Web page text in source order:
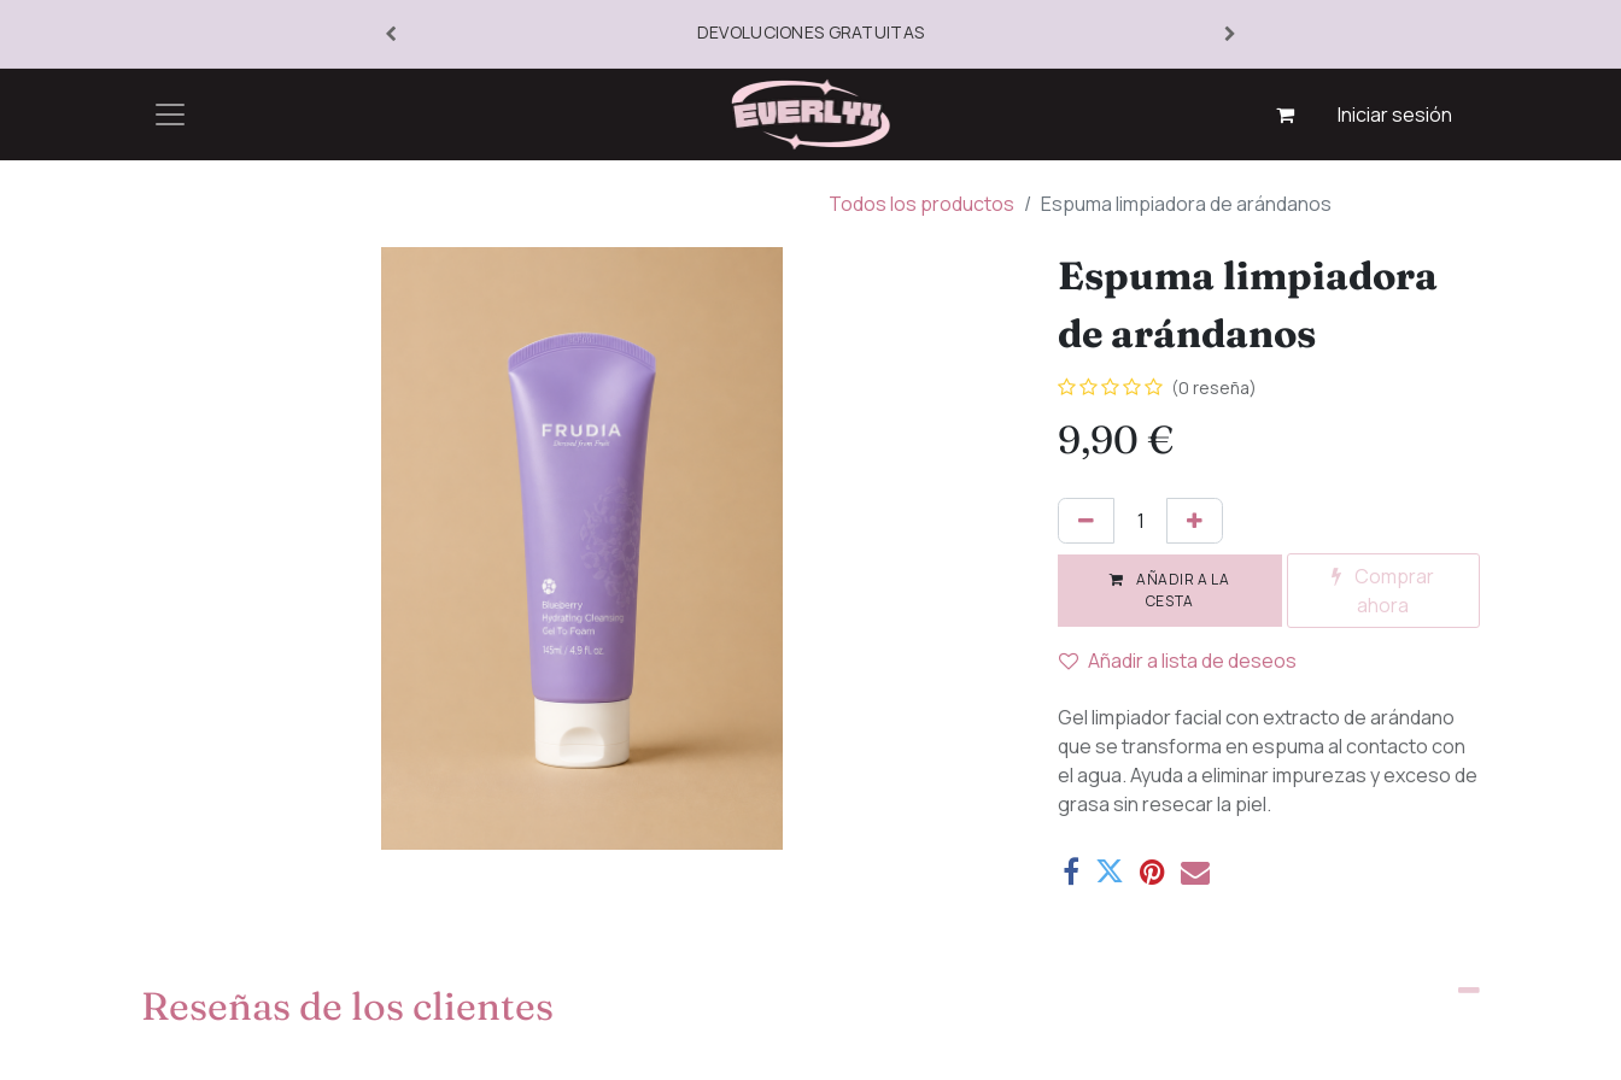
DEVOLUCIONES GRATUITAS
Iniciar sesión
Todos los productos Espuma limpiadora de arándanos
Espuma limpiadora
de arándanos
(0 reseña)
9,90 €
AÑADIR A LA
CESTA
Comprar
ahora
Añadir a lista de deseos
Gel limpiador facial con extracto de arándano
que se transforma en espuma al contacto con
el agua. Ayuda a eliminar impurezas y exceso de
grasa sin resecar la piel.
Reseñas de los clientes